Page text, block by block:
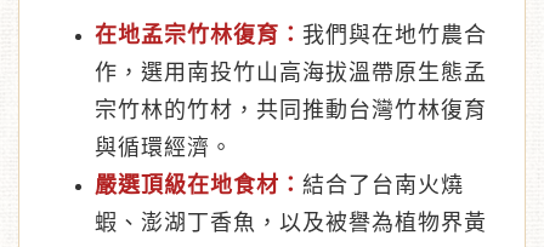
在地孟宗竹林復育： 我們與在地竹農合
作，選用南投竹山高海拔溫帶原生態孟
宗竹林的竹材，共同推動台灣竹林復育
與循環經濟。
嚴選頂級在地食材：結合了台南火燒
蝦、澎湖丁香魚，以及被譽為植物界黃